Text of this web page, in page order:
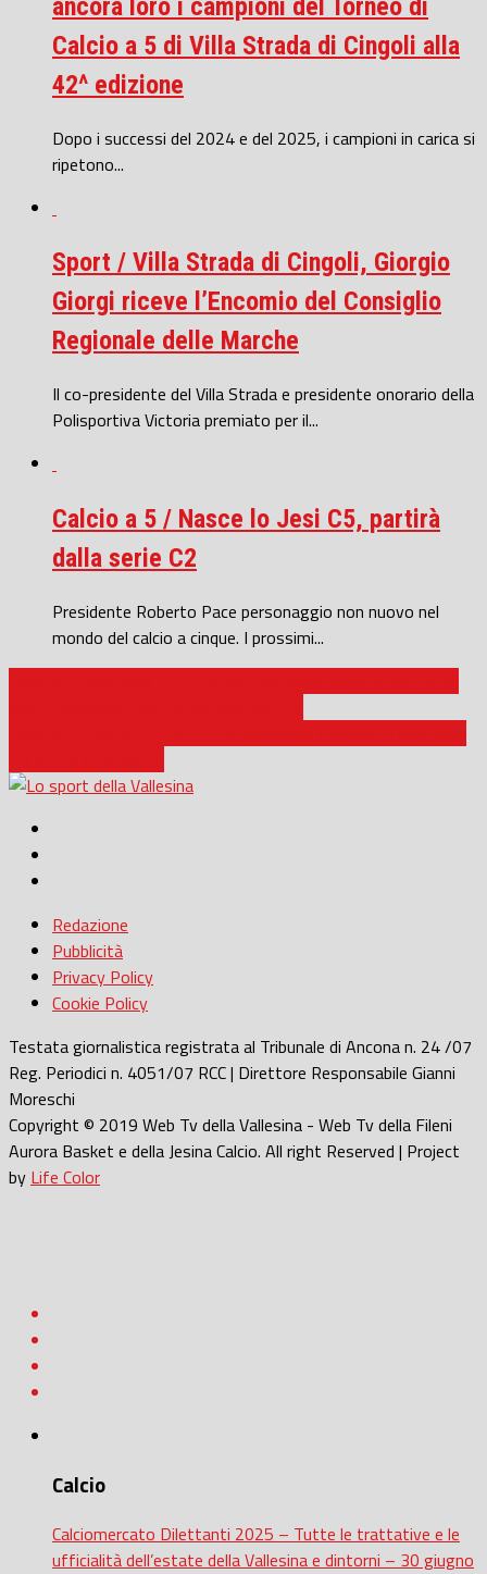
ancora loro i campioni del Torneo di
Calcio a 5 di Villa Strada di Cingoli alla
42^ edizione
Dopo i successi del 2024 e del 2025, i campioni in carica si
ripetono...
Sport / Villa Strada di Cingoli, Giorgio
Giorgi riceve l’Encomio del Consiglio
Regionale delle Marche
Il co-presidente del Villa Strada e presidente onorario della
Polisportiva Victoria premiato per il...
Calcio a 5 / Nasce lo Jesi C5, partirà
dalla serie C2
Presidente Roberto Pace personaggio non nuovo nel
mondo del calcio a cinque. I prossimi...
Redazione
Pubblicità
Privacy Policy
Cookie Policy
Testata giornalistica registrata al Tribunale di Ancona n. 24 /07
Reg. Periodici n. 4051/07 RCC | Direttore Responsabile Gianni
Moreschi
Copyright © 2019 Web Tv della Vallesina - Web Tv della Fileni
Aurora Basket e della Jesina Calcio. All right Reserved | Project
by Life Color
Calcio
Calciomercato Dilettanti 2025 – Tutte le trattative e le
ufficialità dell’estate della Vallesina e dintorni – 30 giugno